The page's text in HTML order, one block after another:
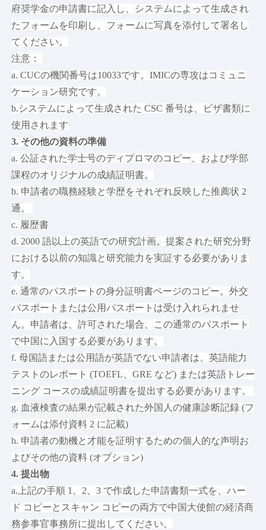
府奨学金の申請書に記入し、システムによって生成され
たフォームを印刷し、フォームに写真を添付して署名し
てください。
注意：
a. CUCの機関番号は10033です。IMICの専攻はコミュニ
ケーション研究です。
b.システムによって生成された CSC 番号は、ビザ書類に
使用されます
3. その他の資料の準備
a. 公証された学士号のディプロマのコピー、および学部
課程のオリジナルの成績証明書。
b. 申請者の職務経験と学歴をそれぞれ反映した推薦状 2
通。
c. 履歴書
d. 2000 語以上の英語での研究計画。提案された研究分野
における以前の知識と研究能力を実証する必要がありま
す。
e. 通常のパスポートの身分証明書ページのコピー。外交
パスポートまたは公用パスポートは受け入れられませ
ん。申請者は、許可された場合、この通常のパスポート
で中国に入国する必要があります。
f. 母国語または公用語が英語でない申請者は、英語能力
テストのレポート (TOEFL、GRE など) または英語トレー
ニング コースの成績証明書を提出する必要があります。
g. 血液検査の結果が記載された外国人の健康診断記録 (フ
ォームは添付資料 2 に記載)
h. 申請者の動機と才能を証明するための個人的な声明お
よびその他の資料 (オプション)
4. 提出物
a.上記の手順 1、2、3 で作成した申請書類一式を、ハー
ド コピーとスキャン コピーの両方で中国大使館の経済商
務参事官事務所に提出してください。